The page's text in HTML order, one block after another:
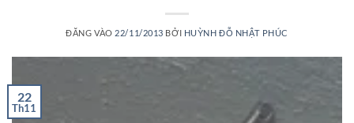
ĐĂNG VÀO 22/11/2013 BỞI HUỲNH ĐỖ NHẬT PHÚC
22
Th11